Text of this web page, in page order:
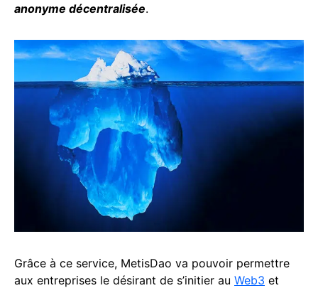
anonyme décentralisée.
Grâce à ce service, MetisDao va pouvoir permettre
aux entreprises le désirant de s’initier au Web3 et